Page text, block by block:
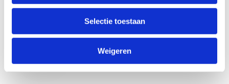
Selectie toestaan
Weigeren
Verzend